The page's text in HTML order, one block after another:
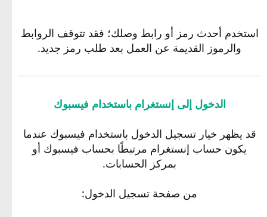
استخدم أحدث رمز أو رابط وصلك؛ فقد تتوقف الروابط
والرموز القديمة عن العمل بعد طلب رمز جديد.
الدخول إلى إنستغرام باستخدام فيسبوك
قد يظهر خيار تسجيل الدخول باستخدام فيسبوك عندما
يكون حساب إنستغرام مرتبطًا بحساب فيسبوك أو
بمركز الحسابات.
من صفحة تسجيل الدخول: